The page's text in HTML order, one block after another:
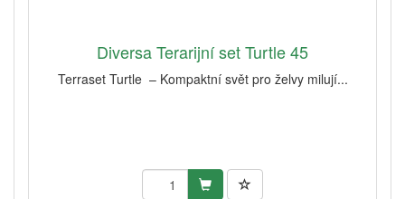
Diversa Terarijní set Turtle 45
Terraset Turtle – Kompaktní svět pro želvy milují...